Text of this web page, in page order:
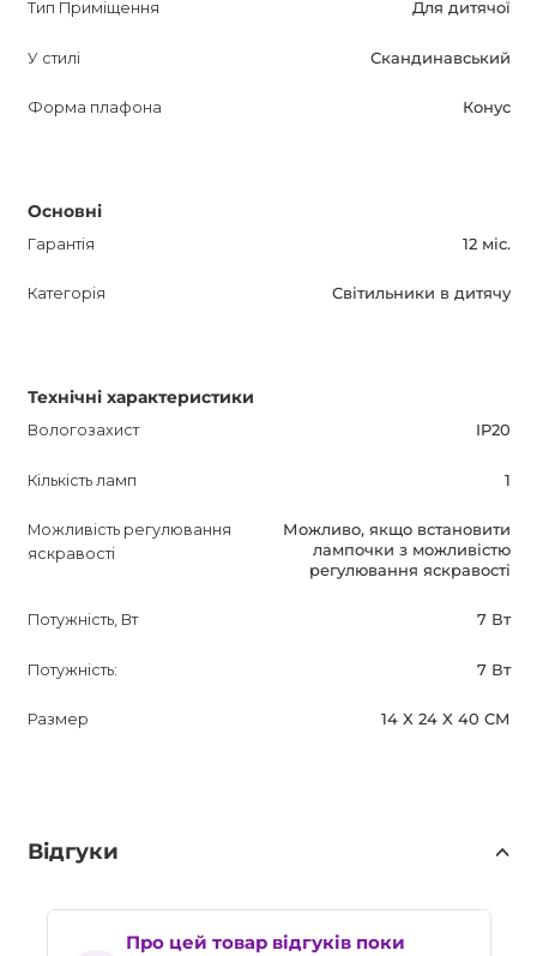
Покупка цього світильника принесе радість і комфорт
в її кімнаті.
Тип Приміщення Для дитячої
У стилі Скандинавський
Форма плафона Конус
Основні
Гарантія 12 міс.
Категорія Світильники в дитячу
Технічні характеристики
Вологозахист IP20
Кількість ламп 1
Можливість регулювання
яскравості
Можливо, якщо встановити
лампочки з можливістю
регулювання яскравості
Потужність, Вт 7 Вт
Потужність: 7 Вт
Размер 14 X 24 X 40 СМ
Відгуки
Про цей товар відгуків поки